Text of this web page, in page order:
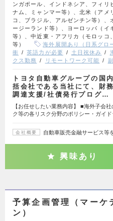
ンガポール、インドネシア、フィリ
ナム、ミャンマー等）、北米（アメ
コ、ブラジル、アルゼンチン等）、
ージーランド等）、ヨーロッパ（イ
等）、中近東・アフリカ（モロッコ
等）
海外展開あり（日系グロ
衝
英語力が必要 土日祝休み
クス勤務
リモートワーク可能
トヨタ自動車グループの国
括会社である当社にて、財
調達支援/社債発行プログ…
【お任せしたい業務内容】 ■海外子会
ク等の各リスク分野のポリシー・ガイ
会社概要 自動車販売金融サービス等
興味あり
予算企画管理（マーケ
ン）